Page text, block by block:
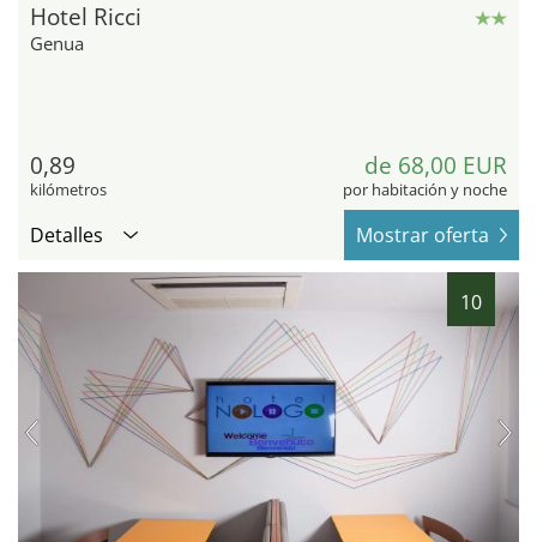
Hotel Ricci
Genua
0,89
kilómetros
de 68,00 EUR
por habitación y noche
Detalles Mostrar oferta
10